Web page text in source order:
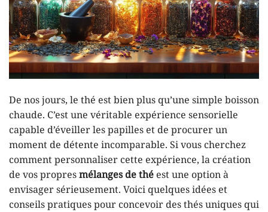
De nos jours, le thé est bien plus qu’une simple boisson
chaude. C’est une véritable expérience sensorielle
capable d’éveiller les papilles et de procurer un
moment de détente incomparable. Si vous cherchez
comment personnaliser cette expérience, la création
de vos propresmélanges de théest une option à
envisager sérieusement. Voici quelques idées et
conseils pratiques pour concevoir des thés uniques qui